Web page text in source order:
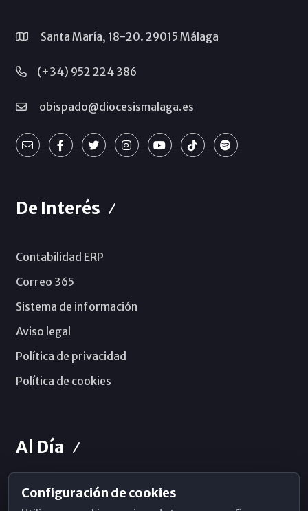
Santa María, 18-20. 29015 Málaga
(+34) 952 224 386
obispado@diocesismalaga.es
De Interés
Contabilidad ERP
Correo 365
Sistema de información
Aviso legal
Política de privacidad
Política de cookies
Al Día
Horarios de Misa
Configuración de cookies